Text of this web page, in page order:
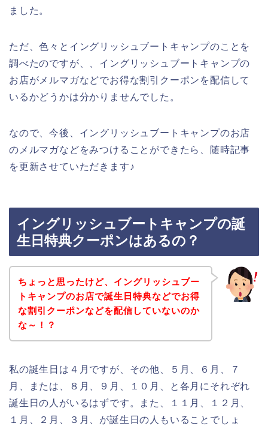
ました。
ただ、色々とイングリッシュブートキャンプのことを
調べたのですが、、イングリッシュブートキャンプの
お店がメルマガなどでお得な割引クーポンを配信して
いるかどうかは分かりませんでした。
なので、今後、イングリッシュブートキャンプのお店
のメルマガなどをみつけることができたら、随時記事
を更新させていただきます♪
イングリッシュブートキャンプの誕
生日特典クーポンはあるの？
ちょっと思ったけど、イングリッシュブー
トキャンプのお店で誕生日特典などでお得
な割引クーポンなどを配信していないのか
な～！？
私の誕生日は４月ですが、その他、５月、６月、７
月、または、８月、９月、１０月、と各月にそれぞれ
誕生日の人がいるはずです。また、１１月、１２月、
１月、２月、３月、が誕生日の人もいることでしょ